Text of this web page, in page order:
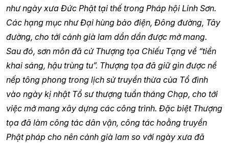
như ngày xưa Đức Phật tại thế trong Pháp hội Linh Sơn.
Các hạng mục như Đại hùng bảo điện, Đông đường, Tây
đường, cho tới cảnh già lam dần dần được mở mang.
Sau đó, sơn môn đã cử Thượng tọa Chiếu Tạng về “tiền
khai sáng, hậu trùng tu”. Thượng tọa đã giữ gìn được nề
nếp tông phong trong lịch sử truyền thừa của Tổ đình
vào ngày kị nhật Tổ sư thượng tuần tháng Chạp, cho tới
việc mở mang xây dựng các công trình. Đặc biệt Thượng
tọa đã làm công tác dân vận, công tác hoằng truyền
Phật pháp cho nên cảnh già lam so với ngày xưa đã